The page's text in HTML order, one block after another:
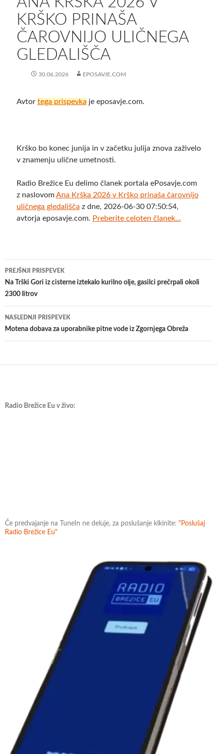
KRŠKO PRINAŠA
ČAROVNIJO ULIČNEGA
GLEDALIŠČA
30.06.2026 EPOSAVJE.COM
Avtor tega prispevka je eposavje.com.
Krško bo konec junija in v začetku julija znova zaživelo
v znamenju ulične umetnosti.
Radio Brežice Eu delimo članek portala ePosavje.com
z naslovomAna Krška 2026 v Krško prinaša čarovnijo
uličnega gledališča z dne, 2026-06-30 07:50:54,
avtorja eposavje.com. Preberite celoten članek...
Krmarjenje
po
PREJŠNJI PRISPEVEK
Na Trški Gori iz cisterne iztekalo kurilno olje, gasilci prečrpali okoli
2300 litrov
NASLEDNJI PRISPEVEK
Motena dobava za uporabnike pitne vode iz Zgornjega Obreža
Radio Brežice Eu v živo:
Če predvajanje na TuneIn ne deluje, za poslušanje klkinite: "Poslušaj
Radio Brežice Eu"